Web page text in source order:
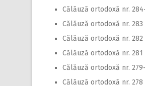
Călăuză ortodoxă nr.
Călăuză ortodoxă nr. 283
Călăuză ortodoxă nr. 282
Călăuză ortodoxă nr. 281
Călăuză ortodoxă nr.
Călăuză ortodoxă nr. 278